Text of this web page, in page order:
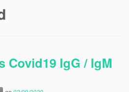
Covid19 IgG / IgM